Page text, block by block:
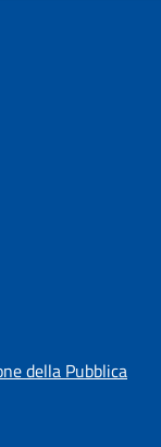
della Pubblica